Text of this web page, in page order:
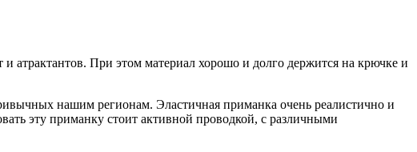
атрактантов. При этом материал хорошо и долго держится на крючке и
нашим регионам. Эластичная приманка очень реалистично и
эту приманку стоит активной проводкой, с различными